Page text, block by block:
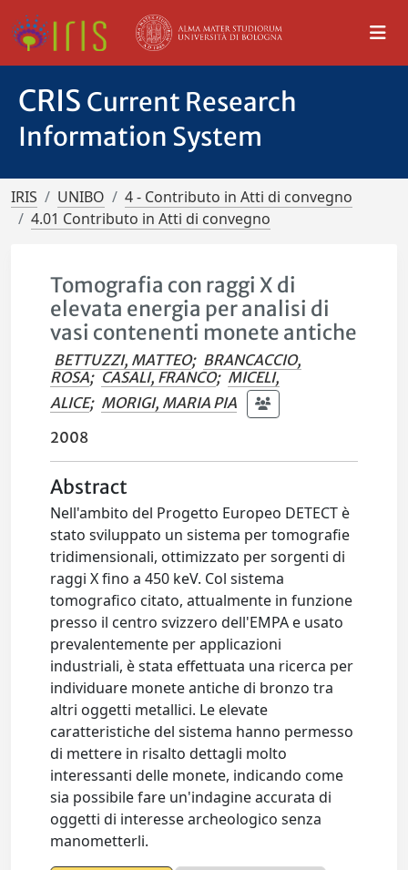
CRIS Current Research
Information System
IRIS UNIBO
4 - Contributo in Atti di convegno
4.01 Contributo in Atti di convegno
Tomografia con raggi X di
elevata energia per analisi di
vasi contenenti monete antiche
BETTUZZI, MATTEO; BRANCACCIO,
ROSA; CASALI, FRANCO; MICELI,
ALICE; MORIGI, MARIA PIA
2008
Abstract
Nell'ambito del Progetto Europeo DETECT è
stato sviluppato un sistema per tomografie
tridimensionali, ottimizzato per sorgenti di
raggi X fino a 450 keV. Col sistema
tomografico citato, attualmente in funzione
presso il centro svizzero dell'EMPA e usato
prevalentemente per applicazioni
industriali, è stata effettuata una ricerca per
individuare monete antiche di bronzo tra
altri oggetti metallici. Le elevate
caratteristiche del sistema hanno permesso
di mettere in risalto dettagli molto
interessanti delle monete, indicando come
sia possibile fare un'indagine accurata di
oggetti di interesse archeologico senza
manometterli.